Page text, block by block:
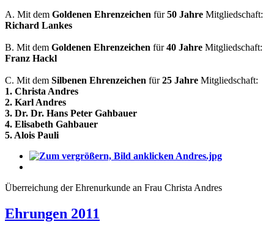
A. Mit dem Goldenen Ehrenzeichen für50 Jahre Mitgliedschaft:
Richard Lankes
B. Mit dem Goldenen Ehrenzeichen für40 Jahre Mitgliedschaft:
Franz Hackl
C. Mit dem Silbenen Ehrenzeichen für25 Jahre Mitgliedschaft:
1. Christa Andres
2. Karl Andres
3. Dr. Dr. Hans Peter Gahbauer
4. Elisabeth Gahbauer
5. Alois Pauli
Überreichung der Ehrenurkunde an Frau Christa Andres
Ehrungen 2011